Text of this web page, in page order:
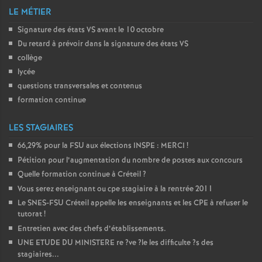
LE MÉTIER
Signature des états VSavant le 10 octobre
Du retard à prévoir dans la signature des états VS
collège
lycée
questions transversales et contenus
formation continue
LES STAGIAIRES
66,29% pour la FSU aux élections INSPE : MERCI !
Pétition pour l’augmentation du nombre de postes aux concours
Quelle formation continue à Créteil?
Vous serez enseignant ou cpe stagiaire à la rentrée 2011
LeSNES-FSU Créteil appelle les enseignants et les CPE à refuser le
tutorat!
Entretien avec des chefs d’établissements.
UNE ETUDE DU MINISTERE re?ve?le les difficulte?s des
stagiaires...